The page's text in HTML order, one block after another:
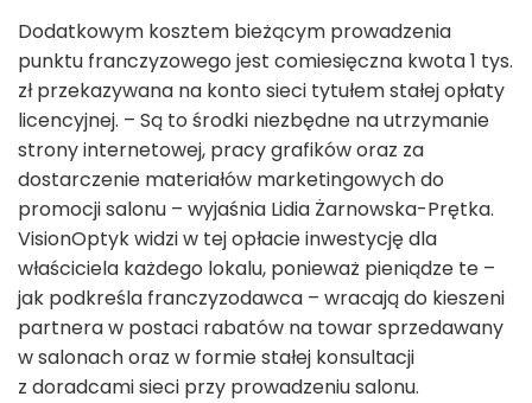
Dodatkowym kosztem bieżącym prowadzenia
punktu franczyzowego jest comiesięczna kwota 1 tys.
zł przekazywana na konto sieci tytułem stałej opłaty
licencyjnej. – Są to środki niezbędne na utrzymanie
strony internetowej, pracy grafików oraz za
dostarczenie materiałów marketingowych do
promocji salonu – wyjaśnia Lidia Żarnowska-Prętka.
VisionOptyk widzi w tej opłacie inwestycję dla
właściciela każdego lokalu, ponieważ pieniądze te –
jak podkreśla franczyzodawca – wracają do kieszeni
partnera w postaci rabatów na towar sprzedawany
w salonach oraz w formie stałej konsultacji
z doradcami sieci przy prowadzeniu salonu.